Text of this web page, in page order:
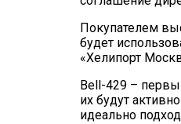
Покупателем
будет
«Хелипорт
Bell-429 –
их будут
идеально